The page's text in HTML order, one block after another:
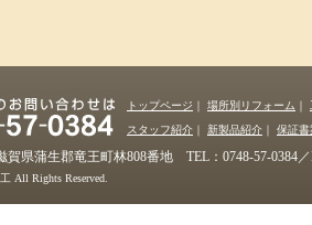
トップページ ｜ 場所別リフォーム ｜
スタッフ紹介 ｜ 新製品紹介 ｜ 保証書
蒲生郡竜王町林808番地 TEL：0748-57-0384／
All Rights Reserved.